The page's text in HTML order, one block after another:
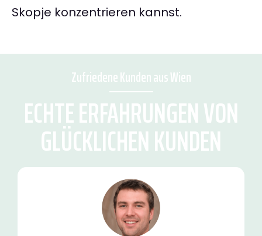
Skopje konzentrieren kannst.
Zufriedene Kunden aus Wien
ECHTE ERFAHRUNGEN VON
GLÜCKLICHEN KUNDEN